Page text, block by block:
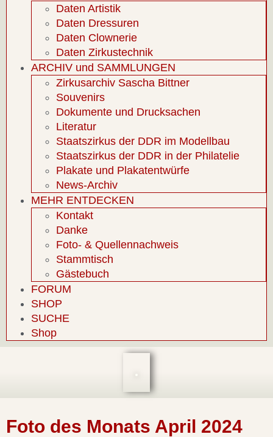
Daten Artistik
Daten Dressuren
Daten Clownerie
Daten Zirkustechnik
ARCHIV und SAMMLUNGEN
Zirkusarchiv Sascha Bittner
Souvenirs
Dokumente und Drucksachen
Literatur
Staatszirkus der DDR im Modellbau
Staatszirkus der DDR in der Philatelie
Plakate und Plakatentwürfe
News-Archiv
MEHR ENTDECKEN
Kontakt
Danke
Foto- & Quellennachweis
Stammtisch
Gästebuch
FORUM
SHOP
SUCHE
Shop
Foto des Monats April 2024